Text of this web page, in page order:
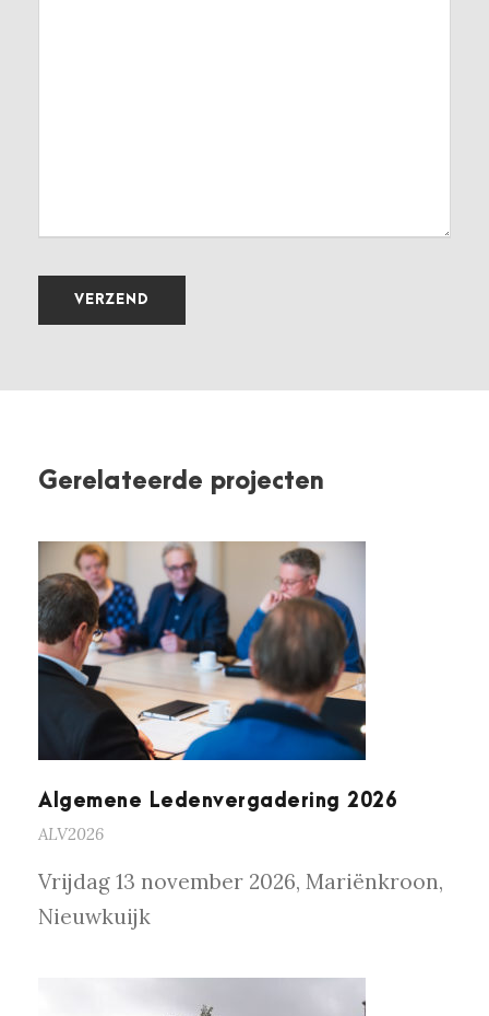
Gerelateerde projecten
ALGEMENE LEDENVERGADERING
2026
Algemene Ledenvergadering 2026
ALV2026
Vrijdag 13 november 2026, Mariënkroon,
Nieuwkuijk